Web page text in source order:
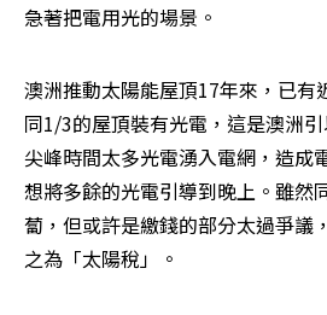
急著把電用光的場景。
澳洲推動太陽能屋頂17年來，已有
同1/3的屋頂裝有光電，這是澳洲
尖峰時間太多光電湧入電網，造成
想將多餘的光電引導到晚上。雖然
蔔，但或許是繳錢的部分太過爭議
之為「太陽稅」。